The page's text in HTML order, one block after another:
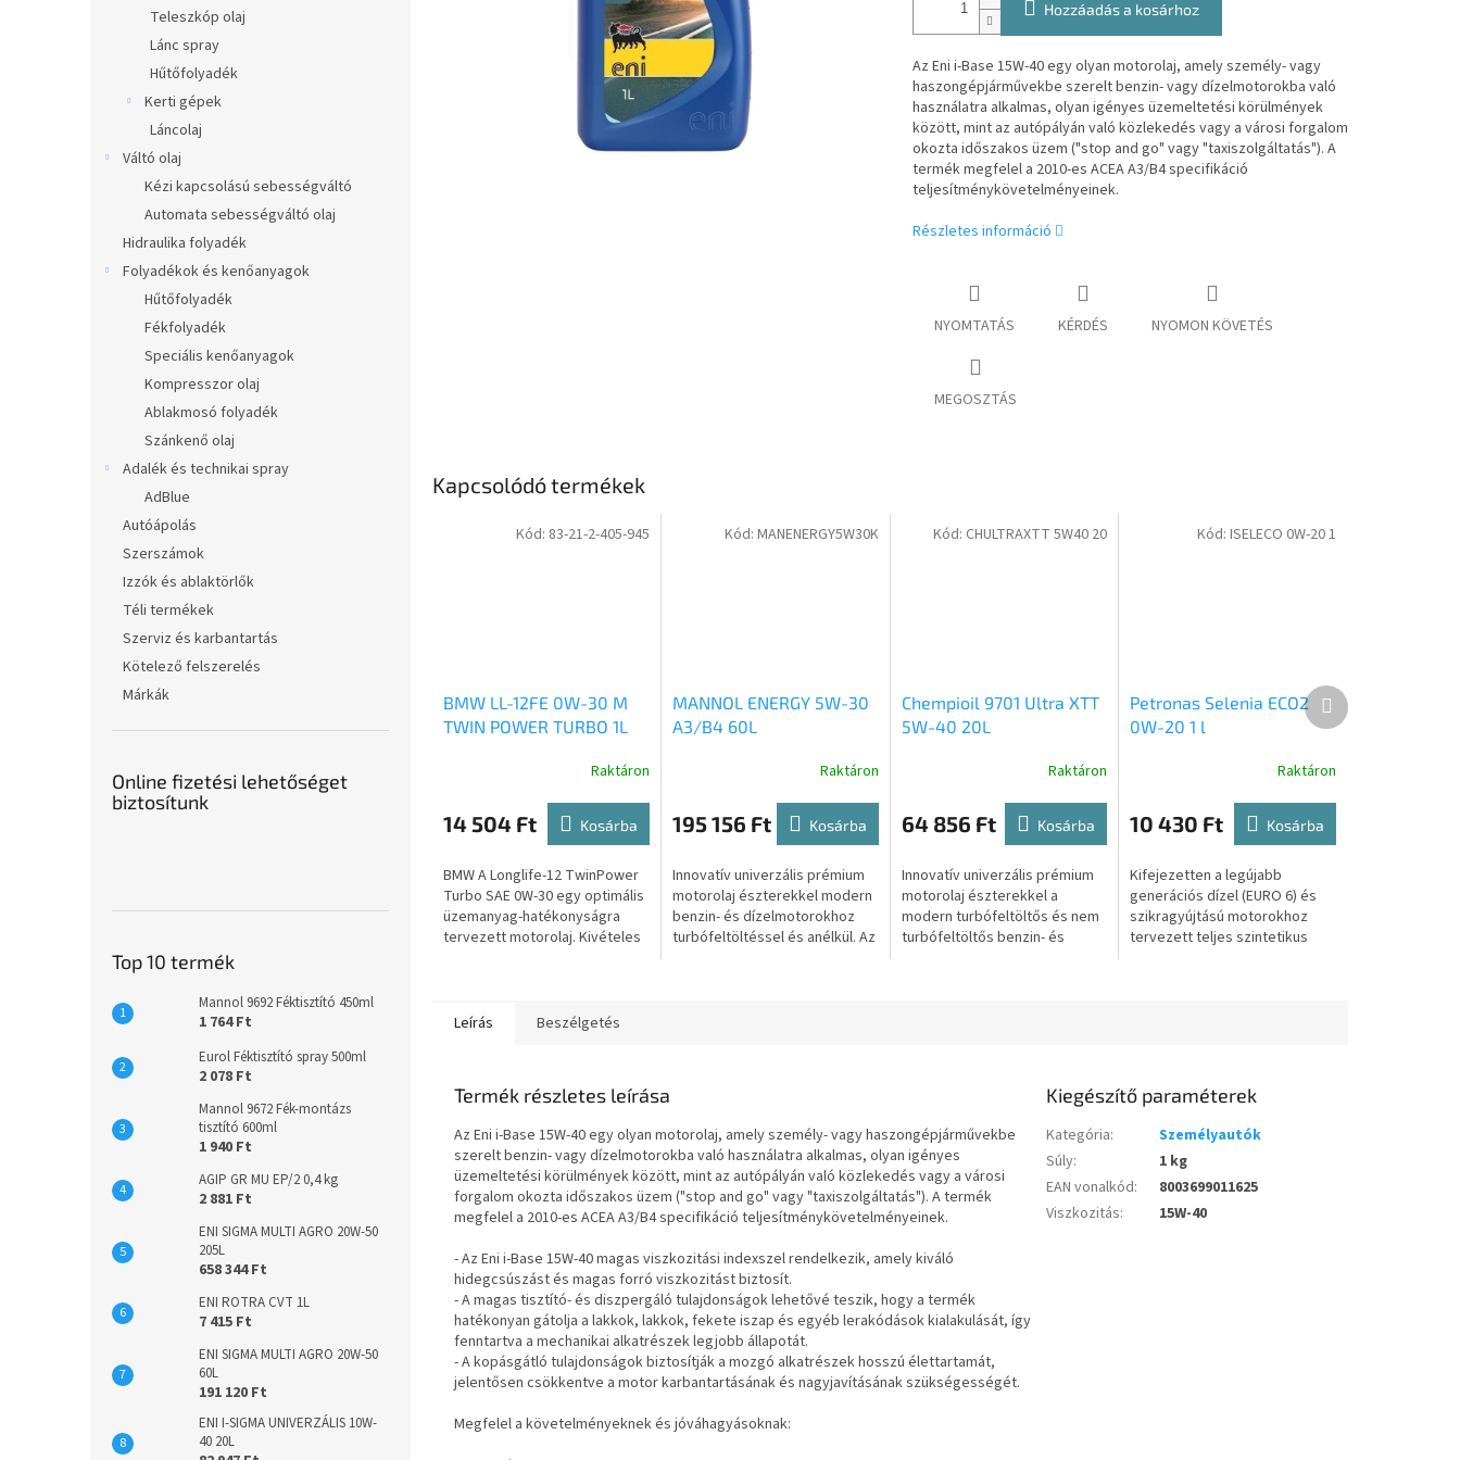
Teleszkóp olaj
Lánc spray
Hűtőfolyadék
Kerti gépek
Láncolaj
Váltó olaj
Kézi kapcsolású sebességváltó
Automata sebességváltó olaj
Hidraulika folyadék
Folyadékok és kenőanyagok
Hűtőfolyadék
Fékfolyadék
Speciális kenőanyagok
Kompresszor olaj
Ablakmosó folyadék
Szánkenő olaj
Adalék és technikai spray
AdBlue
Autóápolás
Szerszámok
Izzók és ablaktörlők
Téli termékek
Szerviz és karbantartás
Kötelező felszerelés
Márkák
Online fizetési lehetőséget
biztosítunk
Top 10 termék
Mannol 9692 Féktisztító 450ml
1 764 Ft
Eurol Féktisztító spray 500ml
2 078 Ft
Mannol 9672 Fék-montázs
tisztító 600ml
1 940 Ft
AGIP GR MU EP/2 0,4 kg
2 881 Ft
ENI SIGMA MULTI AGRO 20W-50
205L
658 344 Ft
ENI ROTRA CVT 1L
7 415 Ft
ENI SIGMA MULTI AGRO 20W-50
60L
191 120 Ft
ENI I-SIGMA UNIVERZÁLIS 10W-
40 20L
Hozzáadás a kosárhoz
Az Eni i-Base 15W-40 egy olyan motorolaj, amely személy- vagy
haszongépjárművekbe szerelt benzin- vagy dízelmotorokba való
használatra alkalmas, olyan igényes üzemeltetési körülmények
között, mint az autópályán való közlekedés vagy a városi forgalom
okozta időszakos üzem ("stop and go" vagy "taxiszolgáltatás"). A
termék megfelel a 2010-es ACEA A3/B4 specifikáció
teljesítménykövetelményeinek.
Részletes információ
NYOMTATÁS KÉRDÉS NYOMON KÖVETÉS
MEGOSZTÁS
Kapcsolódó termékek
BMW LL-12FE 0W-30 M
TWIN POWER TURBO 1L
Raktáron
14 504 Ft Kosárba
BMW A Longlife-12 TwinPower
Turbo SAE 0W-30 egy optimális
üzemanyag-hatékonyságra
tervezett motorolaj. Kivételes
Kód: 83-21-2-405-945
MANNOL ENERGY 5W-30
A3/B4 60L
Raktáron
195 156 Ft Kosárba
Innovatív univerzális prémium
motorolaj észterekkel modern
benzin- és dízelmotorokhoz
turbófeltöltéssel és anélkül. Az
Kód: MANENERGY5W30K
Chempioil 9701 Ultra XTT
5W-40 20L
Raktáron
64 856 Ft Kosárba
Innovatív univerzális prémium
motorolaj észterekkel a
modern turbófeltöltős és nem
turbófeltöltős benzin- és
Kód: CHULTRAXTT 5W40 20
Petronas Selenia ECO2
0W-20 1 l
Raktáron
10 430 Ft Kosárba
Kifejezetten a legújabb
generációs dízel (EURO 6) és
szikragyújtású motorokhoz
tervezett teljes szintetikus
Kód: ISELECO 0W-20 1
Következő
termék
Leírás Beszélgetés
Termék részletes leírása
Az Eni i-Base 15W-40 egy olyan motorolaj, amely személy- vagy haszongépjárművekbe
szerelt benzin- vagy dízelmotorokba való használatra alkalmas, olyan igényes
üzemeltetési körülmények között, mint az autópályán való közlekedés vagy a városi
forgalom okozta időszakos üzem ("stop and go" vagy "taxiszolgáltatás"). A termék
megfelel a 2010-es ACEA A3/B4 specifikáció teljesítménykövetelményeinek.
- Az Eni i-Base 15W-40 magas viszkozitási indexszel rendelkezik, amely kiváló
hidegcsúszást és magas forró viszkozitást biztosít.
- A magas tisztító- és diszpergáló tulajdonságok lehetővé teszik, hogy a termék
hatékonyan gátolja a lakkok, lakkok, fekete iszap és egyéb lerakódások kialakulását, így
fenntartva a mechanikai alkatrészek legjobb állapotát.
- A kopásgátló tulajdonságok biztosítják a mozgó alkatrészek hosszú élettartamát,
jelentősen csökkentve a motor karbantartásának és nagyjavításának szükségességét.
Megfelel a követelményeknek és jóváhagyásoknak:
Kiegészítő paraméterek
Kategória:
Személyautók
Súly:
1 kg
EAN vonalkód:
8003699011625
Viszkozitás: 15W-40